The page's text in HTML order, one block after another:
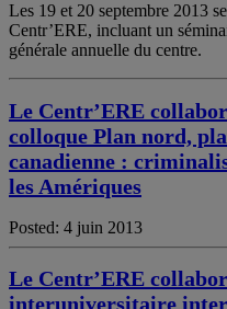
Les 19 et 20 septembre 2013
Centr’ERE, incluant un
générale annuelle du centre.
Le Centr’ERE
colloque Plan nord,
canadienne :
les Amériques
Posted: 4 juin 2013
Le Centr’ERE
interuniversitaire